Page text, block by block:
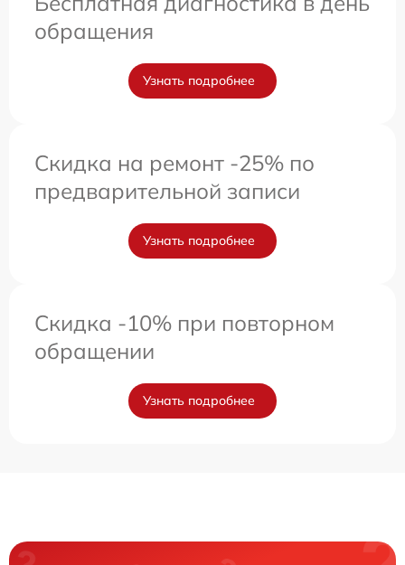
обращения
Узнать подробнее
Скидка на ремонт -25% по
предварительной записи
Узнать подробнее
Скидка -10% при повторном
обращении
Узнать подробнее